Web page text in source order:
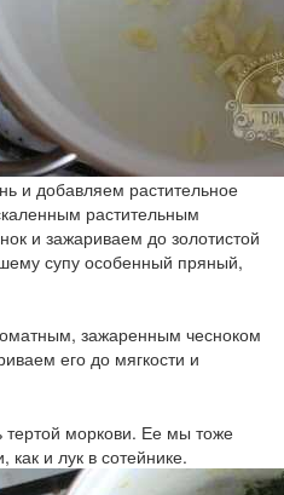
и добавляем растительное
растительным
и зажариваем до золотистой
супу особенный пряный,
зажаренным чесноком
его до мягкости и
моркови. Ее мы тоже
как и лук в сотейнике.